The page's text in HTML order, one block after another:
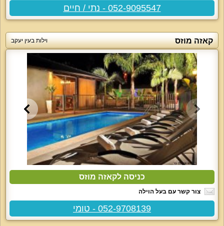
052-9095547 - נתי / חיים
קאזה מוזס וילות בעין יעקב
כניסה לקאזה מוזס
צור קשר עם בעל הוילה
052-9708139 - טומי